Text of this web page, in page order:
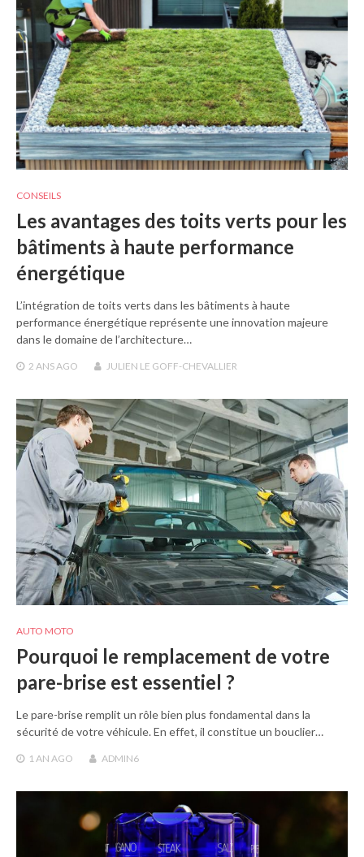
CONSEILS
Les avantages des toits verts pour les
bâtiments à haute performance
énergétique
L’intégration de toits verts dans les bâtiments à haute
performance énergétique représente une innovation majeure
dans le domaine de l’architecture…
2 ANS AGO JULIEN LE GOFF-CHEVALLIER
AUTO MOTO
Pourquoi le remplacement de votre
pare-brise est essentiel ?
Le pare-brise remplit un rôle bien plus fondamental dans la
sécurité de votre véhicule. En effet, il constitue un bouclier…
1 AN AGO ADMIN6